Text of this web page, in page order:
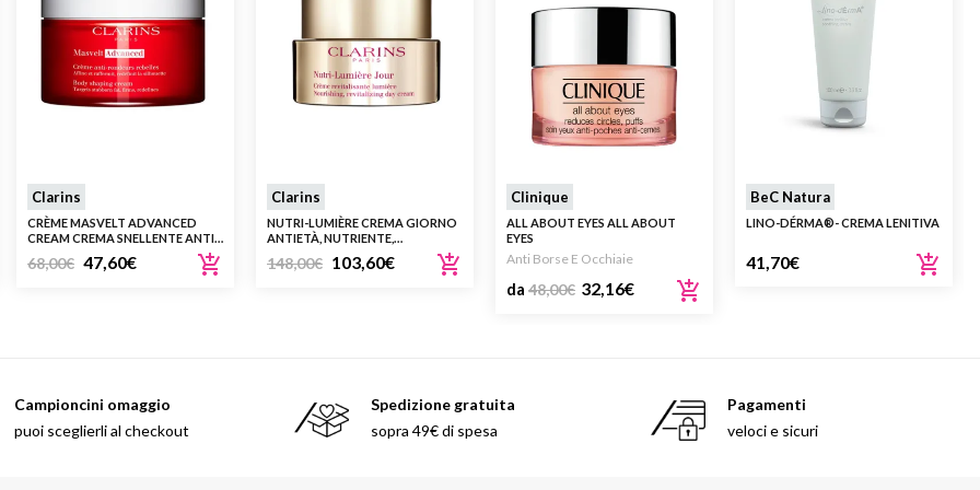
Include 3 tabs in 3 differenti profumazioni: CAPRI, PORTOFINO e CORTINA
Clarins
CRÈME MASVELT ADVANCED
CREAM CREMA SNELLENTE ANTI-
68,00€ 47,60€
Clarins
NUTRI-LUMIÈRE CREMA GIORNO
ANTIETÀ, NUTRIENTE,
148,00€ 103,60€
Clinique
ALL ABOUT EYES ALL ABOUT
EYES
Anti Borse E Occhiaie
da 48,00€ 32,16€
BeC Natura
LINO-DÉRMA®- CREMA LENITIVA
41,70€
Campioncini omaggio
puoi sceglierli al checkout
Spedizione gratuita
sopra 49€ di spesa
Pagamenti
veloci e sicuri